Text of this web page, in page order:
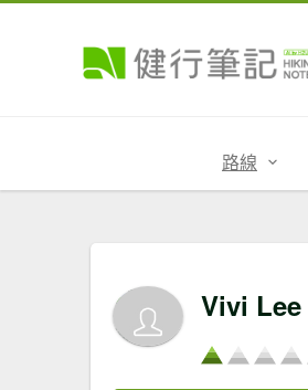
路線
Vivi Lee